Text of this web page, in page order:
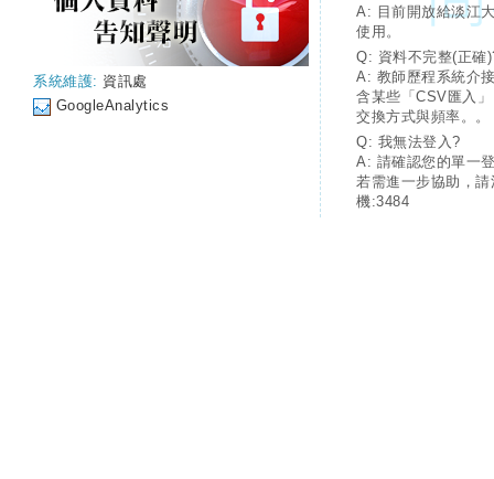
系統維護: 資訊處
GoogleAnalytics
A: 目前開放給淡江
使用。
Q: 資料不完整(正確
A: 教師歷程系統介
含某些「CSV匯入
交換方式與頻率。。
Q: 我無法登入?
A: 請確認您的單一
若需進一步協助，
機:3484